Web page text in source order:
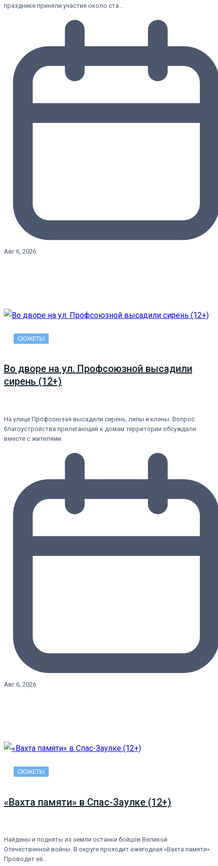
празднике приняли участие около ста…
Авг 6, 2026
СЮЖЕТЫ
Во дворе на ул. Профсоюзной высадили
сирень (12+)
На улице Профсоюзая высадили сирень, липы и клены. Вопрос
благоустройства прилегающей к домам территории обсуждали
вместе с жителями
Авг 6, 2026
СЮЖЕТЫ
«Вахта памяти» в Спас-Заулке (12+)
Найдены и подняты из земли останки бойцов Великой
Отечественной войны. В округе проходит ежегодная «Вахта памяти».
Проводит её…